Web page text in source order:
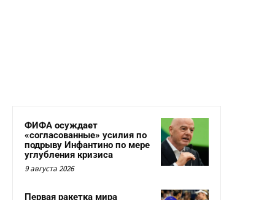
ФИФА осуждает
«согласованные» усилия по
подрыву Инфантино по мере
углубления кризиса
9 августа 2026
Первая ракетка мира